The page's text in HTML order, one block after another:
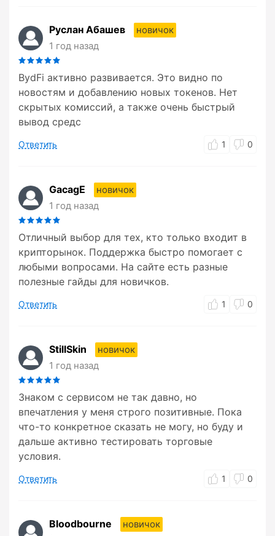
Руслан Абашев
новичок
1 год назад
BydFi активно развивается. Это видно по
новостям и добавлению новых токенов. Нет
скрытых комиссий, а также очень быстрый
вывод средс
Ответить 1 0
GacagE
новичок
1 год назад
Отличный выбор для тех, кто только входит в
крипторынок. Поддержка быстро помогает с
любыми вопросами. На сайте есть разные
полезные гайды для новичков.
Ответить 1 0
StillSkin
новичок
1 год назад
Знаком с сервисом не так давно, но
впечатления у меня строго позитивные. Пока
что-то конкретное сказать не могу, но буду и
дальше активно тестировать торговые
условия.
Ответить 1 0
Bloodbourne
новичок